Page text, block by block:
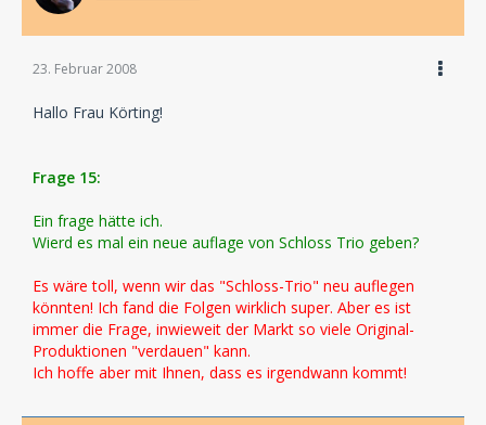
23. Februar 2008
Hallo Frau Körting!
Frage 15:
Ein frage hätte ich.
Wierd es mal ein neue auflage von Schloss Trio geben?
Es wäre toll, wenn wir das "Schloss-Trio" neu auflegen
könnten! Ich fand die Folgen wirklich super. Aber es ist
immer die Frage, inwieweit der Markt so viele Original-
Produktionen "verdauen" kann.
Ich hoffe aber mit Ihnen, dass es irgendwann kommt!